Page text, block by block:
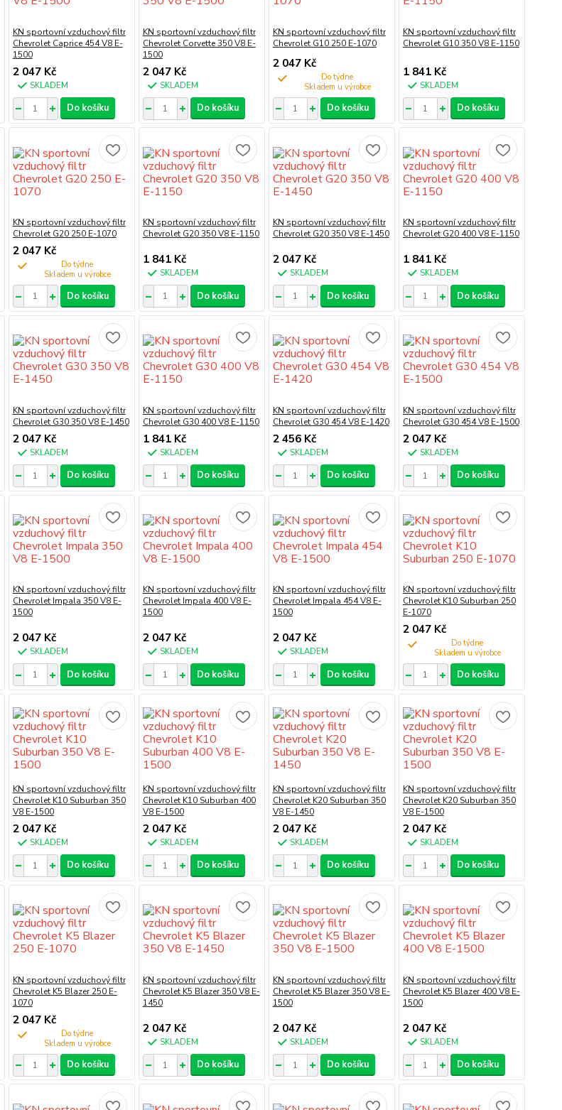
KN sportovní vzduchový filtr
Chevrolet Caprice 454 V8 E-
1500
2 047 Kč
SKLADEM
Do košíku
KN sportovní vzduchový filtr
Chevrolet Corvette 350 V8 E-
1500
2 047 Kč
SKLADEM
Do košíku
KN sportovní vzduchový filtr
Chevrolet G10 250 E-1070
2 047 Kč
Do týdne
Do košíku
KN sportovní vzduchový filtr
Chevrolet G10 350 V8 E-1150
1 841 Kč
SKLADEM
Do košíku
KN sportovní vzduchový filtr
Chevrolet G20 250 E-1070
2 047 Kč
Do týdne
Do košíku
KN sportovní vzduchový filtr
Chevrolet G20 350 V8 E-1150
1 841 Kč
SKLADEM
Do košíku
KN sportovní vzduchový filtr
Chevrolet G20 350 V8 E-1450
2 047 Kč
SKLADEM
Do košíku
KN sportovní vzduchový filtr
Chevrolet G20 400 V8 E-1150
1 841 Kč
SKLADEM
Do košíku
KN sportovní vzduchový filtr
Chevrolet G30 350 V8 E-1450
2 047 Kč
SKLADEM
Do košíku
KN sportovní vzduchový filtr
Chevrolet G30 400 V8 E-1150
1 841 Kč
SKLADEM
Do košíku
KN sportovní vzduchový filtr
Chevrolet G30 454 V8 E-1420
2 456 Kč
SKLADEM
Do košíku
KN sportovní vzduchový filtr
Chevrolet G30 454 V8 E-1500
2 047 Kč
SKLADEM
Do košíku
KN sportovní vzduchový filtr
Chevrolet Impala 350 V8 E-
1500
2 047 Kč
SKLADEM
Do košíku
KN sportovní vzduchový filtr
Chevrolet Impala 400 V8 E-
1500
2 047 Kč
SKLADEM
Do košíku
KN sportovní vzduchový filtr
Chevrolet Impala 454 V8 E-
1500
2 047 Kč
SKLADEM
Do košíku
KN sportovní vzduchový filtr
Chevrolet K10 Suburban 250
E-1070
2 047 Kč
Do týdne
Do košíku
KN sportovní vzduchový filtr
Chevrolet K10 Suburban 350
V8 E-1500
2 047 Kč
SKLADEM
Do košíku
KN sportovní vzduchový filtr
Chevrolet K10 Suburban 400
V8 E-1500
2 047 Kč
SKLADEM
Do košíku
KN sportovní vzduchový filtr
Chevrolet K20 Suburban 350
V8 E-1450
2 047 Kč
SKLADEM
Do košíku
KN sportovní vzduchový filtr
Chevrolet K20 Suburban 350
V8 E-1500
2 047 Kč
SKLADEM
Do košíku
KN sportovní vzduchový filtr
Chevrolet K5 Blazer 250 E-
1070
2 047 Kč
Do týdne
Do košíku
KN sportovní vzduchový filtr
Chevrolet K5 Blazer 350 V8 E-
1450
2 047 Kč
SKLADEM
Do košíku
KN sportovní vzduchový filtr
Chevrolet K5 Blazer 350 V8 E-
1500
2 047 Kč
SKLADEM
Do košíku
KN sportovní vzduchový filtr
Chevrolet K5 Blazer 400 V8 E-
1500
2 047 Kč
SKLADEM
Do košíku